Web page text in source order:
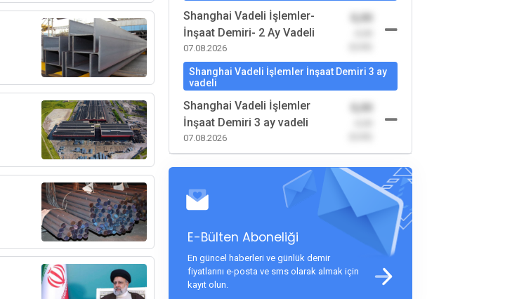
Shanghai Vadeli İşlemler-
İnşaat Demiri- 2 Ay Vadeli
07.08.2026
0,00
Shanghai Vadeli İşlemler İnşaat Demiri 3 ay
vadeli
Shanghai Vadeli İşlemler
İnşaat Demiri 3 ay vadeli
07.08.2026
0,00
E-Bülten Aboneliği
En güncel haberleri ve günlük demir
fiyatlarını e-posta ve sms olarak almak için
kayıt olun.